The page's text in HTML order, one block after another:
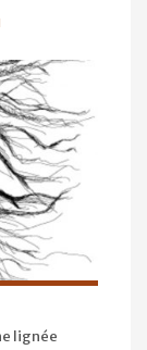
lignée